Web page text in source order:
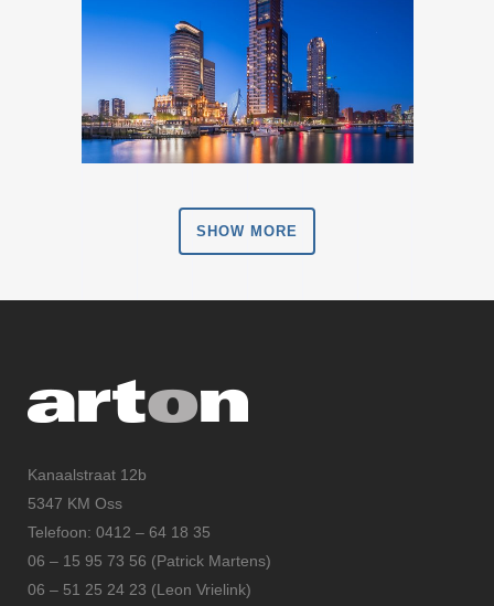
SHOW MORE
Kanaalstraat 12b
5347 KM Oss
Telefoon: 0412 – 64 18 35
06 – 15 95 73 56 (Patrick Martens)
06 – 51 25 24 23 (Leon Vrielink)